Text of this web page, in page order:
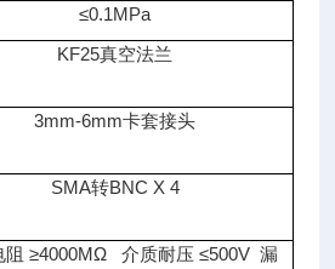
≤0.1MPa
KF25真空法兰
3mm-6mm卡套接头
SMA转BNC X 4
阻 ≥4000MΩ 介质耐压 ≤500V漏